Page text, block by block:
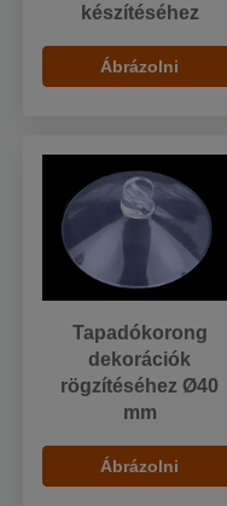
készítéséhez
Ábrázolni
Tapadókorong
dekorációk
rögzítéséhez Ø40
mm
Ábrázolni